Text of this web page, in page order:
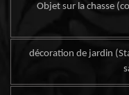
Objet sur la chasse
décoration de jardin